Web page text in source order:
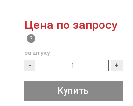
Цена по запросу
за штуку
- +
Купить